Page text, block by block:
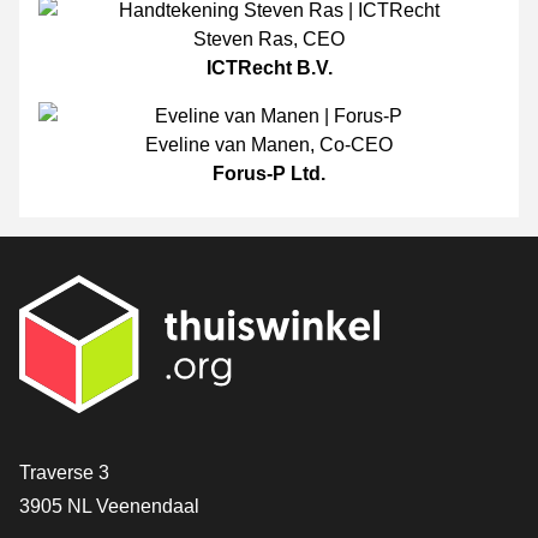
Steven Ras, CEO
ICTRecht B.V.
Eveline van Manen, Co-CEO
Forus-P Ltd.
Contact
Traverse 3
3905 NL Veenendaal